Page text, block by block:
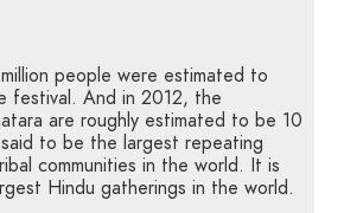
people were estimated to
festival. And in 2012, the
are roughly estimated to be 10
to be the largest repeating
communities in the world. It is
Hindu gatherings in the world.